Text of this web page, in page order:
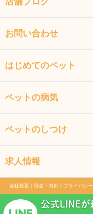
お問い合わせ
はじめてのペット
ペットの病気
ペットのしつけ
求人情報
会社概要 ｜ 理念・方針 ｜ プライバシー